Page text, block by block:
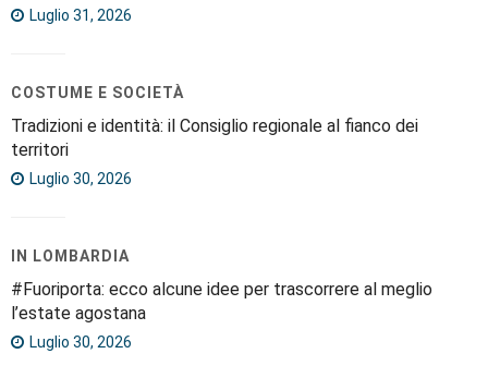
Luglio 31, 2026
COSTUME E SOCIETÀ
Tradizioni e identità: il Consiglio regionale al fianco dei
territori
Luglio 30, 2026
IN LOMBARDIA
#Fuoriporta: ecco alcune idee per trascorrere al meglio
l’estate agostana
Luglio 30, 2026